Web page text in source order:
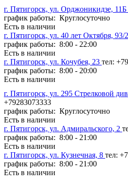
г. Пятигорск, ул. Орджоникидзе, 11Б
график работы: Круглосуточно
Есть в наличии
г. Пятигорск, ул. 40 лет Октября, 93/2
график работы: 8:00 - 22:00
Есть в наличии
г. Пятигорск, ул. Кочубея, 23 тел:
график работы: 8:00 - 20:00
Есть в наличии
г. Пятигорск, ул. 295 Стрелковой
+79283073333
график работы: Круглосуточно
Есть в наличии
г. Пятигорск, ул. Адмиральского, 2
график работы: 8:00 - 21:00
Есть в наличии
г. Пятигорск, ул. Кузнечная, 8 тел:
график работы: 8:00 - 21:00
Есть в наличии